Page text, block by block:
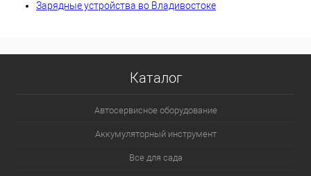
Зарядные устройства во Владивостоке
Каталог
Автосервисное оборудование
Аккумуляторный инструмент
Все для сада